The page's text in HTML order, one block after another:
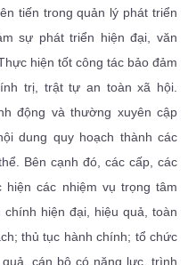
tiến trong quản lý phát triển
sự phát triển hiện đại, văn
hiện tốt công tác bảo đảm
trị, trật tự an toàn xã hội.
động và thường xuyên cập
dung quy hoạch thành các
Bên cạnh đó, các cấp, các
các nhiệm vụ trọng tâm
hiện đại, hiệu quả, toàn
thủ tục hành chính; tổ chức
cán bộ có năng lực, trình